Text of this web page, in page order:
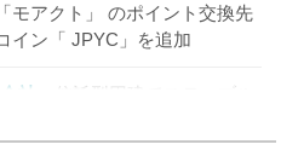
「モアクト」 のポイント交換先
イン「 JPYC」を追加
社
信託型円建てステーブル